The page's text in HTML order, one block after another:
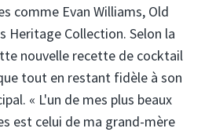
comme Evan Williams, Old
Heritage Collection. Selon la
nouvelle recette de cocktail
tout en restant fidèle à son
« L'un de mes plus beaux
est celui de ma grand-mère